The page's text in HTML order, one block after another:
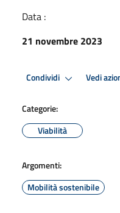
Data :
21 novembre 2023
Condividi Vedi
Categorie:
Viabilità
Argomenti:
Mobilità sostenibile